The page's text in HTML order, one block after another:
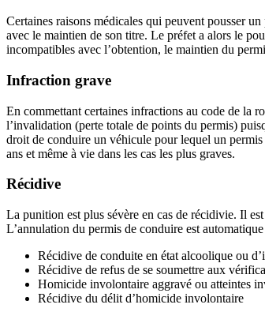
Certaines raisons médicales qui peuvent pousser
avec le maintien de son titre. Le préfet a alors le
incompatibles avec l’obtention, le maintien du
Infraction grave
En commettant certaines infractions au code de la
l’invalidation (perte totale de points du permis)
droit de conduire un véhicule pour lequel un
ans et même à vie dans les cas les plus graves.
Récidive
La punition est plus sévère en cas de récidivie. Il
L’annulation du permis de conduire est
Récidive de conduite en état alcoolique ou
Récidive de refus de se soumettre aux
Homicide involontaire aggravé ou atteintes
Récidive du délit d’homicide involontaire